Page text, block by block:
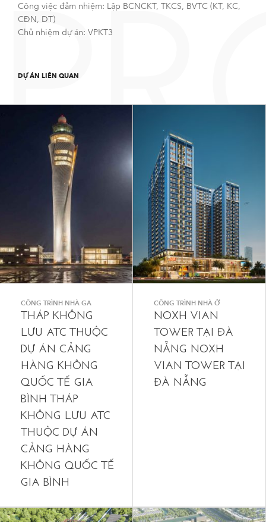
Công việc đảm nhiệm: Lập BCNCKT, TKCS, BVTC (KT, KC,
CĐN, DT)
Chủ nhiệm dự án: VPKT3
DỰ ÁN LIÊN QUAN
CÔNG TRÌNH NHÀ GA
THÁP KHÔNG
LƯU ATC THUỘC
DỰ ÁN CẢNG
HÀNG KHÔNG
QUỐC TẾ GIA
BÌNH THÁP
KHÔNG LƯU ATC
THUỘC DỰ ÁN
CẢNG HÀNG
KHÔNG QUỐC TẾ
GIA BÌNH
CÔNG TRÌNH NHÀ Ở
NOXH VIAN
TOWER TẠI ĐÀ
NẴNG NOXH
VIAN TOWER TẠI
ĐÀ NẴNG